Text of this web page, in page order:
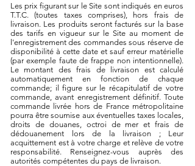
Les prix figurant sur le Site sont indiqués en euros
T.T.C. (toutes taxes comprises), hors frais de
livraison. Les produits seront facturés sur la base
des tarifs en vigueur sur le Site au moment de
l'enregistrement des commandes sous réserve de
disponibilité à cette date et sauf erreur matérielle
(par exemple faute de frappe non intentionnelle).
Le montant des frais de livraison est calculé
automatiquement en fonction de chaque
commande; il figure sur le récapitulatif de votre
commande, avant enregistrement définitif. Toute
commande livrée hors de France métropolitaine
pourra être soumise aux éventuelles taxes locales,
droits de douanes, octroi de mer et frais de
dédouanement lors de la livraison ; Leur
acquittement est à votre charge et relève de votre
responsabilité. Renseignez-vous auprès des
autorités compétentes du pays de livraison.